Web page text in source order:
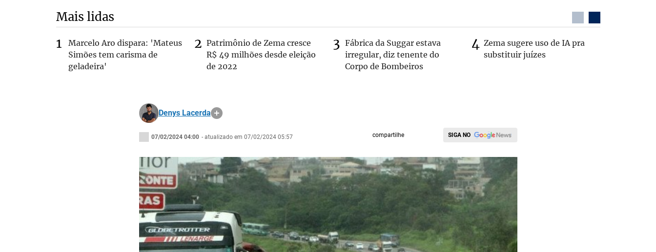
Mais lidas
Marcelo Aro dispara: 'Mateus
Simões tem carisma de
geladeira'
Patrimônio de Zema cresce
R$ 49 milhões desde eleição
de 2022
Fábrica da Suggar estava
irregular, diz tenente do
Corpo de Bombeiros
Zema sugere uso de IA pra
substituir juízes
Denys Lacerda
07/02/2024 04:00 - atualizado em 07/02/2024 05:57 compartilhe SIGA NO